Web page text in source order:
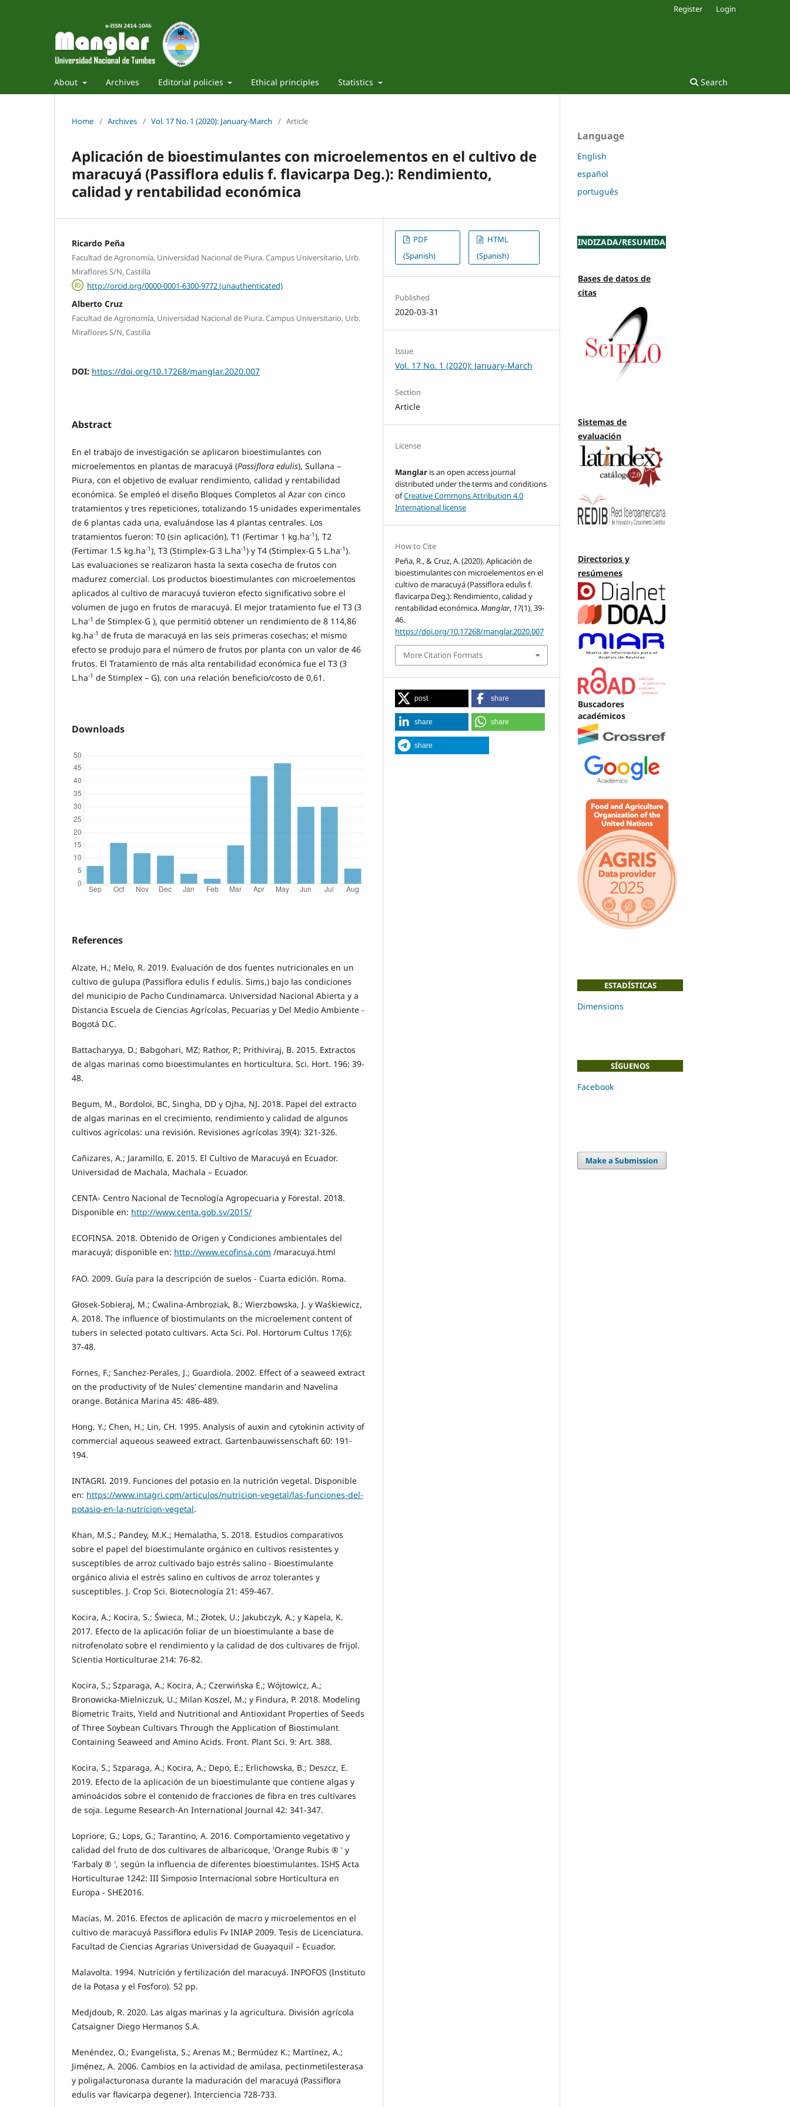
About Archives Editorial policies Ethical principles Statistics Search
Register Login
Home / Archives / Vol. 17 No. 1 (2020): January-March / Article
Aplicación de bioestimulantes con microelementos en el cultivo de
maracuyá (Passiflora edulis f. flavicarpa Deg.): Rendimiento,
calidad y rentabilidad económica
Ricardo Peña
Facultad de Agronomía, Universidad Nacional de Piura. Campus Universitario, Urb.
Miraflores S/N, Castilla
http://orcid.org/0000-0001-6300-9772 (unauthenticated)
Alberto Cruz
Facultad de Agronomía, Universidad Nacional de Piura. Campus Universitario, Urb.
Miraflores S/N, Castilla
DOI: https://doi.org/10.17268/manglar.2020.007
Abstract
En el trabajo de investigación se aplicaron bioestimulantes con
microelementos en plantas de maracuyá (Passiflora edulis), Sullana –
Piura, con el objetivo de evaluar rendimiento, calidad y rentabilidad
económica. Se empleó el diseño Bloques Completos al Azar con cinco
tratamientos y tres repeticiones, totalizando 15 unidades experimentales
de 6 plantas cada una, evaluándose las 4 plantas centrales. Los
tratamientos fueron: T0 (sin aplicación), T1 (Fertimar 1 kg.ha-1), T2
(Fertimar 1.5 kg.ha-1), T3 (Stimplex-G 3 L.ha-1) y T4 (Stimplex-G 5 L.ha-1).
Las evaluaciones se realizaron hasta la sexta cosecha de frutos con
madurez comercial. Los productos bioestimulantes con microelementos
aplicados al cultivo de maracuyá tuvieron efecto significativo sobre el
volumen de jugo en frutos de maracuyá. El mejor tratamiento fue el T3 (3
L.ha-1 de Stimplex-G ), que permitió obtener un rendimiento de 8 114,86
kg.ha-1 de fruta de maracuyá en las seis primeras cosechas; el mismo
efecto se produjo para el número de frutos por planta con un valor de 46
frutos. El Tratamiento de más alta rentabilidad económica fue el T3 (3
L.ha-1 de Stimplex – G), con una relación beneficio/costo de 0,61.
Downloads
References
Alzate, H.; Melo, R. 2019. Evaluación de dos fuentes nutricionales en un
cultivo de gulupa (Passiflora edulis f edulis. Sims,) bajo las condiciones
del municipio de Pacho Cundinamarca. Universidad Nacional Abierta y a
Distancia Escuela de Ciencias Agrícolas, Pecuarias y Del Medio Ambiente -
Bogotá D.C.
Battacharyya, D.; Babgohari, MZ; Rathor, P.; Prithiviraj, B. 2015. Extractos
de algas marinas como bioestimulantes en horticultura. Sci. Hort. 196: 39-
48.
Begum, M., Bordoloi, BC, Singha, DD y Ojha, NJ. 2018. Papel del extracto
de algas marinas en el crecimiento, rendimiento y calidad de algunos
cultivos agrícolas: una revisión. Revisiones agrícolas 39(4): 321-326.
Cañizares, A.; Jaramillo, E. 2015. El Cultivo de Maracuyá en Ecuador.
Universidad de Machala, Machala – Ecuador.
CENTA- Centro Nacional de Tecnología Agropecuaria y Forestal. 2018.
Disponible en: http://www.centa.gob.sv/2015/
ECOFINSA. 2018. Obtenido de Origen y Condiciones ambientales del
maracuyá; disponible en: http://www.ecofinsa.com /maracuya.html
FAO. 2009. Guía para la descripción de suelos - Cuarta edición. Roma.
Głosek-Sobieraj, M.; Cwalina-Ambroziak, B.; Wierzbowska, J. y Waśkiewicz,
A. 2018. The influence of biostimulants on the microelement content of
tubers in selected potato cultivars. Acta Sci. Pol. Hortorum Cultus 17(6):
37-48.
Fornes, F.; Sanchez-Perales, J.; Guardiola. 2002. Effect of a seaweed extract
on the productivity of ‘de Nules’ clementine mandarin and Navelina
orange. Botánica Marina 45: 486-489.
Hong, Y.; Chen, H.; Lin, CH. 1995. Analysis of auxin and cytokinin activity of
commercial aqueous seaweed extract. Gartenbauwissenschaft 60: 191-
194.
INTAGRI. 2019. Funciones del potasio en la nutrición vegetal. Disponible
en: https://www.intagri.com/articulos/nutricion-vegetal/las-funciones-del-
potasio-en-la-nutricion-vegetal.
Khan, M.S.; Pandey, M.K.; Hemalatha, S. 2018. Estudios comparativos
sobre el papel del bioestimulante orgánico en cultivos resistentes y
susceptibles de arroz cultivado bajo estrés salino - Bioestimulante
orgánico alivia el estrés salino en cultivos de arroz tolerantes y
susceptibles. J. Crop Sci. Biotecnología 21: 459-467.
Kocira, A.; Kocira, S.; Świeca, M.; Złotek, U.; Jakubczyk, A.; y Kapela, K.
2017. Efecto de la aplicación foliar de un bioestimulante a base de
nitrofenolato sobre el rendimiento y la calidad de dos cultivares de frijol.
Scientia Horticulturae 214: 76-82.
Kocira, S.; Szparaga, A.; Kocira, A.; Czerwińska E.; Wójtowicz, A.;
Bronowicka-Mielniczuk, U.; Milan Koszel, M.; y Findura, P. 2018. Modeling
Biometric Traits, Yield and Nutritional and Antioxidant Properties of Seeds
of Three Soybean Cultivars Through the Application of Biostimulant
Containing Seaweed and Amino Acids. Front. Plant Sci. 9: Art. 388.
Kocira, S.; Szparaga, A.; Kocira, A.; Depo, E.; Erlichowska, B.; Deszcz, E.
2019. Efecto de la aplicación de un bioestimulante que contiene algas y
aminoácidos sobre el contenido de fracciones de fibra en tres cultivares
de soja. Legume Research-An International Journal 42: 341-347.
Lopriore, G.; Lops, G.; Tarantino, A. 2016. Comportamiento vegetativo y
calidad del fruto de dos cultivares de albaricoque, 'Orange Rubis ® ' y
'Farbaly ® ', según la influencia de diferentes bioestimulantes. ISHS Acta
Horticulturae 1242: III Simposio Internacional sobre Horticultura en
Europa - SHE2016.
Macías, M. 2016. Efectos de aplicación de macro y microelementos en el
cultivo de maracuyá Passiflora edulis Fv INIAP 2009. Tesis de Licenciatura.
Facultad de Ciencias Agrarias Universidad de Guayaquil – Ecuador.
Malavolta. 1994. Nutrición y fertilización del maracuyá. INPOFOS (Instituto
de la Potasa y el Fosforo). 52 pp.
Medjdoub, R. 2020. Las algas marinas y la agricultura. División agrícola
Catsaigner Diego Hermanos S.A.
Menéndez, O.; Evangelista, S.; Arenas M.; Bermúdez K.; Martínez, A.;
Jiménez, A. 2006. Cambios en la actividad de amilasa, pectinmetilesterasa
y poligalacturonasa durante la maduración del maracuyá (Passiflora
edulis var flavicarpa degener). Interciencia 728-733.
PDF
(Spanish)
HTML
(Spanish)
Published
2020-03-31
Issue
Vol. 17 No. 1 (2020): January-March
Section
Article
License
Manglar is an open access journal
distributed under the terms and conditions
ofCreative Commons Attribution 4.0
International license
How to Cite
Peña, R., & Cruz, A. (2020). Aplicación de
bioestimulantes con microelementos en el
cultivo de maracuyá (Passiflora edulis f.
flavicarpa Deg.): Rendimiento, calidad y
rentabilidad económica.Manglar, 17(1), 39-
46.
https://doi.org/10.17268/manglar.2020.007
More Citation Formats
post share
share share
share
Language
English
español
português
INDIZADA/RESUMIDA
Bases de datos de
citas
Sistemas de
evaluación
Directorios y
resúmenes
Buscadores
académicos
ESTADÍSTICAS
Dimensions
SÍGUENOS
Facebook
Make a Submission